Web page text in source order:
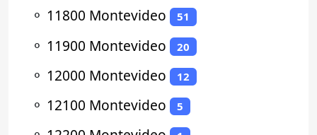
⚬ 11800 Montevideo 51
⚬ 11900 Montevideo 20
⚬ 12000 Montevideo 12
⚬ 12100 Montevideo 5